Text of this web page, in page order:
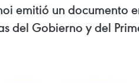
emitió un documento
del Gobierno y del